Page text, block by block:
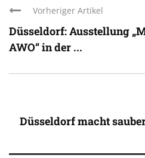
Vorheriger Artikel
Düsseldorf: Ausstellung
AWO“ in der ...
Düsseldorf macht